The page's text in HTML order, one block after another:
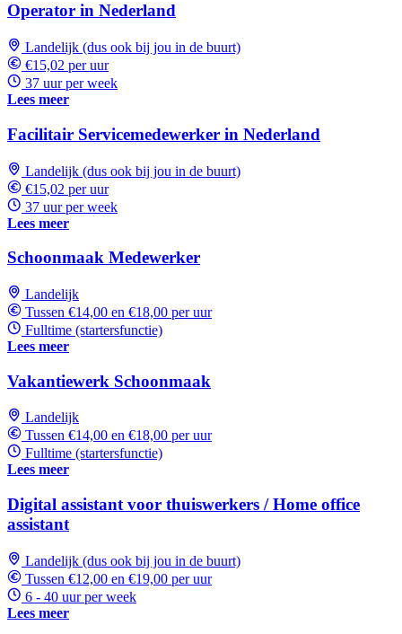
Operator in Nederland
Landelijk (dus ook bij jou in de buurt)
€15,02 per uur
37 uur per week
Lees meer
Facilitair Servicemedewerker in Nederland
Landelijk (dus ook bij jou in de buurt)
€15,02 per uur
37 uur per week
Lees meer
Schoonmaak Medewerker
Landelijk
Tussen €14,00 en €18,00 per uur
Fulltime (startersfunctie)
Lees meer
Vakantiewerk Schoonmaak
Landelijk
Tussen €14,00 en €18,00 per uur
Fulltime (startersfunctie)
Lees meer
Digital assistant voor thuiswerkers / Home office
assistant
Landelijk (dus ook bij jou in de buurt)
Tussen €12,00 en €19,00 per uur
6 - 40 uur per week
Lees meer